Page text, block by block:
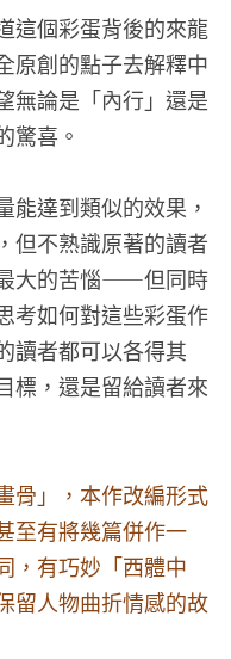
這個彩蛋背後的來龍
原創的點子去解釋中
無論是「內行」還是
驚喜。
能達到類似的效果，
但不熟識原著的讀者
大的苦惱——但同時
如何對這些彩蛋作
讀者都可以各得其
標，還是留給讀者來
骨」，本作改編形式
至有將幾篇併作一
，有巧妙「西體中
留人物曲折情感的故